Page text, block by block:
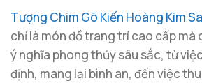
Tượng Chim Gõ Kiến Hoàng Kim
chỉ là món đồ trang trí cao cấp mà
ý nghĩa phong thủy sâu sắc, từ
định, mang lại bình an, đến việc